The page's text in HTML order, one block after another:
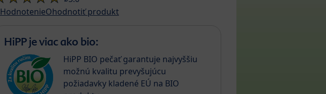
HodnotenieOhodnotiť produkt
HiPP je viac ako bio:
HiPP BIO pečať garantuje najvyššiu
možnú kvalitu prevyšujúcu
požiadavky kladené EÚ na BIO